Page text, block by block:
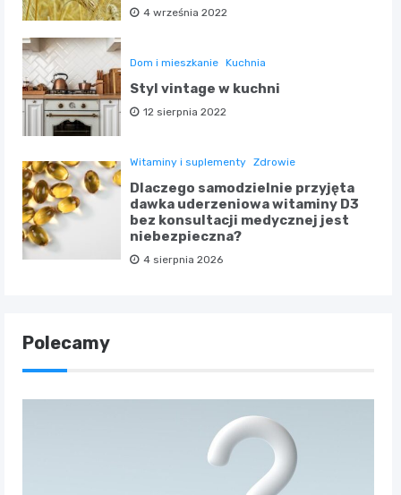
4 września 2022
Dom i mieszkanie Kuchnia
Styl vintage w kuchni
12 sierpnia 2022
Witaminy i suplementy Zdrowie
Dlaczego samodzielnie przyjęta
dawka uderzeniowa witaminy D3
bez konsultacji medycznej jest
niebezpieczna?
4 sierpnia 2026
Polecamy